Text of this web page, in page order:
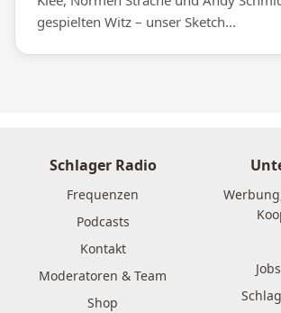
gespielten Witz – unser Sketch...
Schlager Radio
Frequenzen
Podcasts
Kontakt
Moderatoren & Team
Shop